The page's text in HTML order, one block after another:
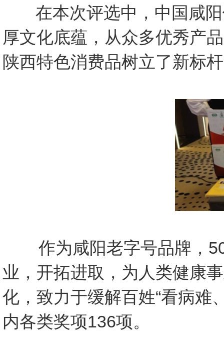
在本次评选中，中国咸
厚文化底蕴，从众多优秀产
陕西特色消费品树立了新标
作为咸阳老字号品牌，
业，开拓进取，为人类健康
化，致力于缓解百姓“看病难
内各类奖项136项。